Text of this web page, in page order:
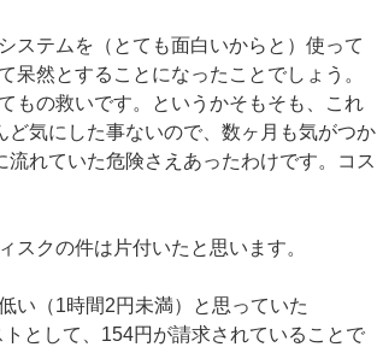
ステムを（とても面白いからと）使って
呆然とすることになったことでしょう。
もの救いです。というかそもそも、これ
ど気にした事ないので、数ヶ月も気がつか
れていた危険さえあったわけです。コス
スクの件は片付いたと思います。
い（1時間2円未満）と思っていた
として、154円が請求されていることで